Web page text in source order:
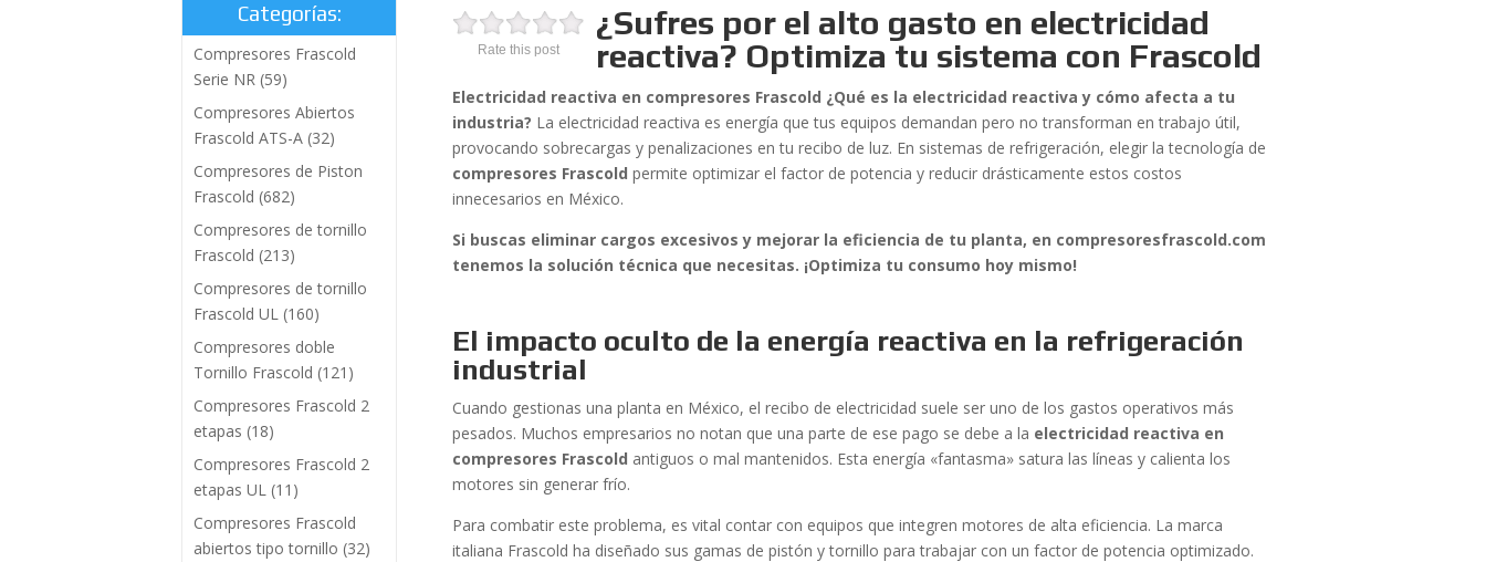
Rate this post
¿Sufres por el alto gasto en electricidad
reactiva? Optimiza tu sistema con Frascold
Electricidad reactiva en compresores Frascold ¿Qué es la electricidad reactiva y cómo afecta a tu
industria? La electricidad reactiva es energía que tus equipos demandan pero no transforman en trabajo útil,
provocando sobrecargas y penalizaciones en tu recibo de luz. En sistemas de refrigeración, elegir la tecnología de
compresores Frascold permite optimizar el factor de potencia y reducir drásticamente estos costos
innecesarios en México.
Si buscas eliminar cargos excesivos y mejorar la eficiencia de tu planta, en compresoresfrascold.com
tenemos la solución técnica que necesitas. ¡Optimiza tu consumo hoy mismo!
El impacto oculto de la energía reactiva en la refrigeración
industrial
Cuando gestionas una planta en México, el recibo de electricidad suele ser uno de los gastos operativos más
pesados. Muchos empresarios no notan que una parte de ese pago se debe a la electricidad reactiva en
compresores Frascold antiguos o mal mantenidos. Esta energía «fantasma» satura las líneas y calienta los
motores sin generar frío.
Para combatir este problema, es vital contar con equipos que integren motores de alta eficiencia. La marca
italiana Frascold ha diseñado sus gamas de pistón y tornillo para trabajar con un factor de potencia optimizado.
Categorías:
Compresores Frascold
Serie NR (59)
Compresores Abiertos
Frascold ATS-A (32)
Compresores de Piston
Frascold (682)
Compresores de tornillo
Frascold (213)
Compresores de tornillo
Frascold UL (160)
Compresores doble
Tornillo Frascold (121)
Compresores Frascold 2
etapas (18)
Compresores Frascold 2
etapas UL (11)
Compresores Frascold
abiertos tipo tornillo (32)